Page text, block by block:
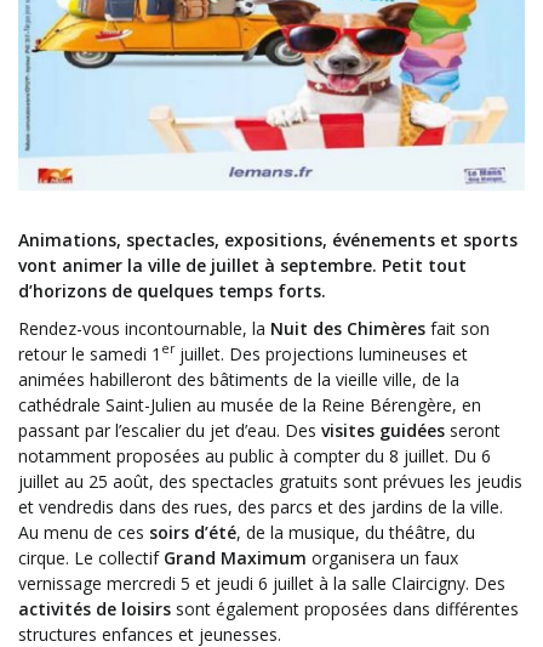
Animations, spectacles, expositions, événements et sports
vont animer la ville de juillet à septembre. Petit tout
d’horizons de quelques temps forts.
Rendez-vous incontournable, la Nuit des Chimères fait son
retour le samedi 1 erjuillet. Des projections lumineuses et
animées habilleront des bâtiments de la vieille ville, de la
cathédrale Saint-Julien au musée de la Reine Bérengère, en
passant par l’escalier du jet d’eau. Des visites guidées seront
notamment proposées au public à compter du 8 juillet. Du 6
juillet au 25 août, des spectacles gratuits sont prévues les jeudis
et vendredis dans des rues, des parcs et des jardins de la ville.
Au menu de ces soirs d’été, de la musique, du théâtre, du
cirque. Le collectif Grand Maximum organisera un faux
vernissage mercredi 5 et jeudi 6 juillet à la salle Claircigny. Des
activités de loisirs sont également proposées dans différentes
structures enfances et jeunesses.